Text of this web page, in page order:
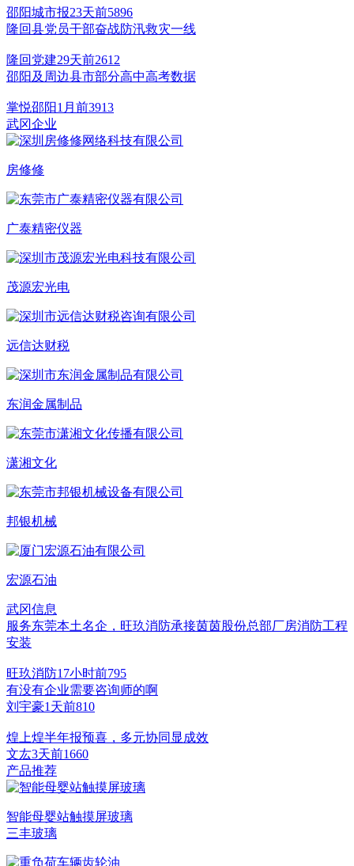
邵阳城市报23天前5896
隆回县党员干部奋战防汛救灾一线
隆回党建29天前2612
邵阳及周边县市部分高中高考数据
掌悦邵阳1月前3913
武冈企业
房修修
广泰精密仪器
茂源宏光电
远信达财税
东润金属制品
潇湘文化
邦银机械
宏源石油
武冈信息
服务东莞本土名企，旺玖消防承接茵茵股份总部厂房消防工程
安装
旺玖消防17小时前795
有没有企业需要咨询师的啊
刘宇豪1天前810
煌上煌半年报预喜，多元协同显成效
文厷3天前1660
产品推荐
智能母婴站触摸屏玻璃
三丰玻璃